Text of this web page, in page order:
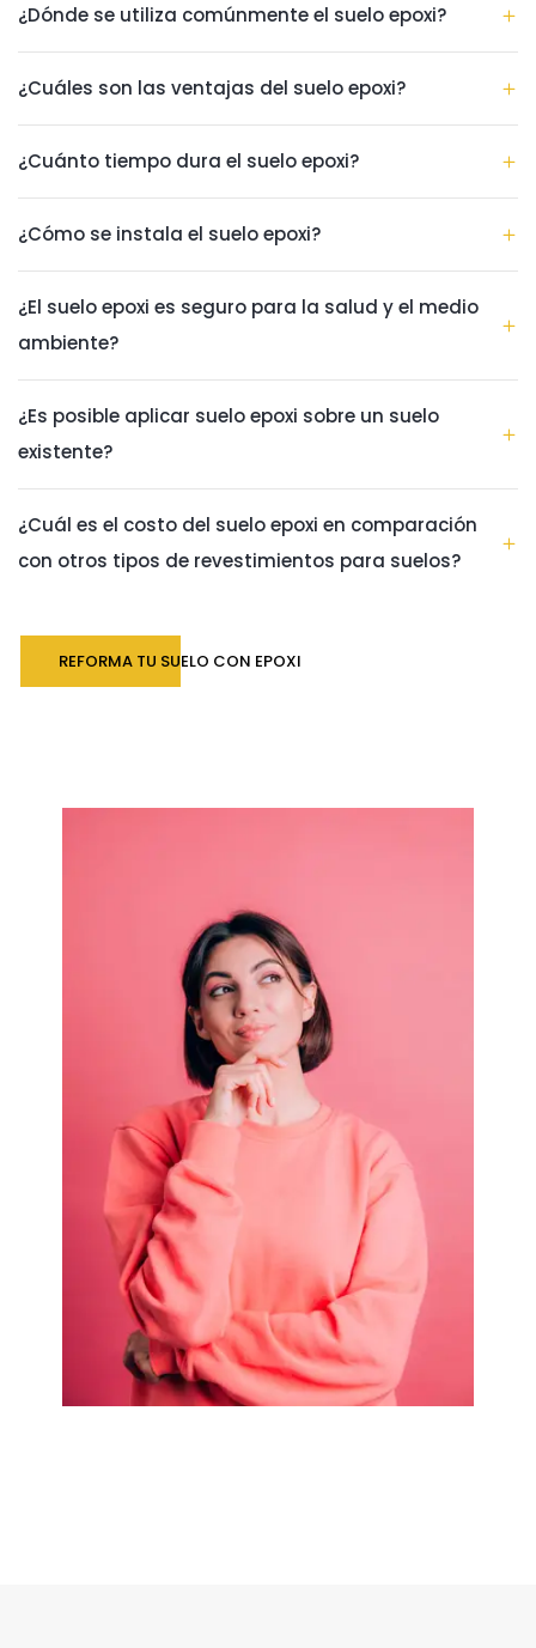
¿Dónde se utiliza comúnmente el suelo epoxi?
¿Cuáles son las ventajas del suelo epoxi?
¿Cuánto tiempo dura el suelo epoxi?
¿Cómo se instala el suelo epoxi?
¿El suelo epoxi es seguro para la salud y el medio
ambiente?
¿Es posible aplicar suelo epoxi sobre un suelo
existente?
¿Cuál es el costo del suelo epoxi en comparación
con otros tipos de revestimientos para suelos?
REFORMA TU SUELO CON EPOXI